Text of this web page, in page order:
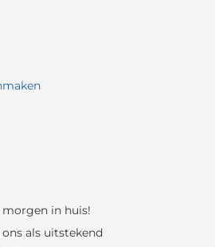
morgen in huis!
als uitstekend